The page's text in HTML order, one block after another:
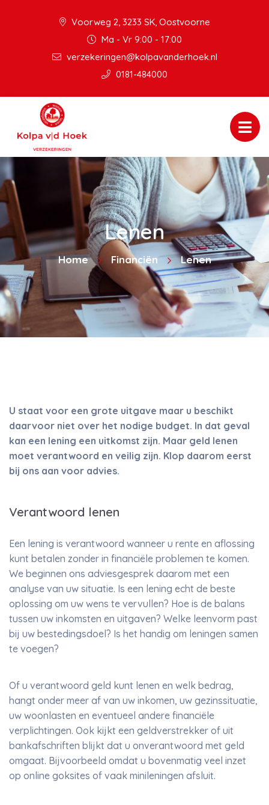
Voorweg 2, 3233 SK, Oostvoorne
Ma - Vr 9:00 - 17:00
verzekeringen@kolpavanderhoek.nl
0181-484000
Lenen
Home Financiën Lenen
U staat voor een grote uitgave maar u beschikt
daarvoor niet over het nodige budget. In dat geval
kan een lening een uitkomst zijn. Maar geld lenen
moet verantwoord en veilig zijn. Klop daarom eerst
bij ons aan voor advies.
Verantwoord lenen
Een lening is verantwoord wanneer u rente en aflossing
kunt betalen zonder in financiële problemen te komen.
We beginnen ons adviesgesprek daarom met een
analyse van uw situatie. Is een lening echt de beste
oplossing om uw wens te vervullen? Hoe is de balans
tussen uw inkomsten en uitgaven? Welke leenvorm past
bij uw bestedingsdoel? Is het handig om leningen samen
te voegen?
Of u verantwoord geld kunt lenen en welk bedrag,
hangt onder meer af van uw inkomen, uw gezinssituatie,
uw woonlasten en eventueel andere financiële
verplichtingen. Ook kijkt een geldverstrekker of uit
bankafschriften blijkt dat u onverantwoord met geld
omgaat. Bijvoorbeeld omdat u bovenmatig veel inzet
op online goksites of vaak minileningen afsluit.